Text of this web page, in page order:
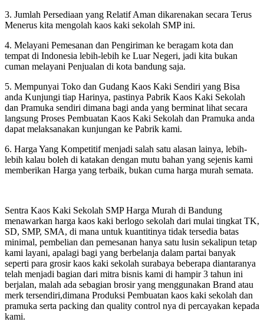
3. Jumlah Persediaan yang Relatif Aman dikarenakan secara Terus
Menerus kita mengolah kaos kaki sekolah SMP ini.
4. Melayani Pemesanan dan Pengiriman ke beragam kota dan
tempat di Indonesia lebih-lebih ke Luar Negeri, jadi kita bukan
cuman melayani Penjualan di kota bandung saja.
5. Mempunyai Toko dan Gudang Kaos Kaki Sendiri yang Bisa
anda Kunjungi tiap Harinya, pastinya Pabrik Kaos Kaki Sekolah
dan Pramuka sendiri dimana bagi anda yang berminat lihat secara
langsung Proses Pembuatan Kaos Kaki Sekolah dan Pramuka anda
dapat melaksanakan kunjungan ke Pabrik kami.
6. Harga Yang Kompetitif menjadi salah satu alasan lainya, lebih-
lebih kalau boleh di katakan dengan mutu bahan yang sejenis kami
memberikan Harga yang terbaik, bukan cuma harga murah semata.
Sentra Kaos Kaki Sekolah SMP Harga Murah di Bandung
menawarkan harga kaos kaki berlogo sekolah dari mulai tingkat TK,
SD, SMP, SMA, di mana untuk kuantitinya tidak tersedia batas
minimal, pembelian dan pemesanan hanya satu lusin sekalipun tetap
kami layani, apalagi bagi yang berbelanja dalam partai banyak
seperti para grosir kaos kaki sekolah surabaya beberapa diantaranya
telah menjadi bagian dari mitra bisnis kami di hampir 3 tahun ini
berjalan, malah ada sebagian brosir yang menggunakan Brand atau
merk tersendiri,dimana Produksi Pembuatan kaos kaki sekolah dan
pramuka serta packing dan quality control nya di percayakan kepada
kami.